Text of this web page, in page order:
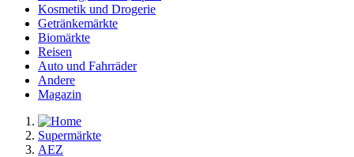
Kosmetik und Drogerie
Getränkemärkte
Biomärkte
Reisen
Auto und Fahrräder
Andere
Magazin
Supermärkte
AEZ